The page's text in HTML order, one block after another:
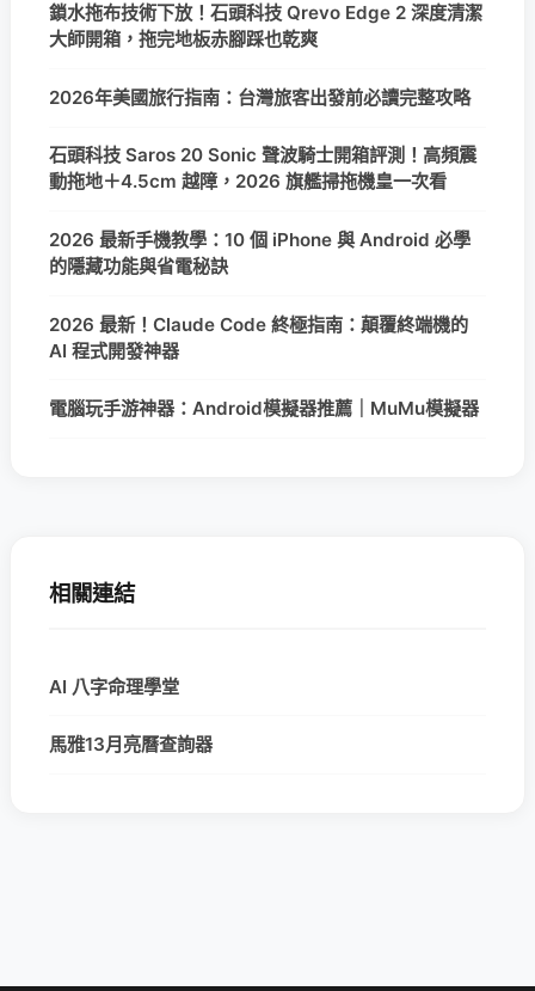
鎖水拖布技術下放！石頭科技 Qrevo Edge 2 深度清潔
大師開箱，拖完地板赤腳踩也乾爽
2026年美國旅行指南：台灣旅客出發前必讀完整攻略
石頭科技 Saros 20 Sonic 聲波騎士開箱評測！高頻震
動拖地＋4.5cm 越障，2026 旗艦掃拖機皇一次看
2026 最新手機教學：10 個 iPhone 與 Android 必學
的隱藏功能與省電秘訣
2026 最新！Claude Code 終極指南：顛覆終端機的
AI 程式開發神器
電腦玩手游神器：Android模擬器推薦｜MuMu模擬器
相關連結
AI 八字命理學堂
馬雅13月亮曆查詢器